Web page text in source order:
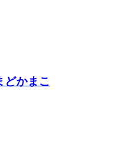
どかまこ